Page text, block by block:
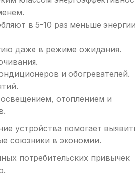
в 5-10 раз меньше
даже в режиме ожидания.
и обогревателей.
отоплением и
устройства помогает
союзники в экономии.
потребительских привычек